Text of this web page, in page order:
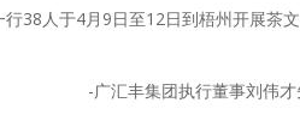
38人于4月9日至12日到梧州开展茶
-广汇丰集团执行董事刘伟